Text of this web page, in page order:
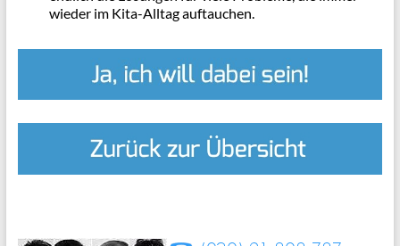
wieder im Kita-Alltag auftauchen.